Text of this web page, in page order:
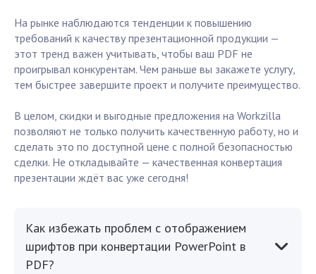
На рынке наблюдаются тенденции к повышению
требований к качеству презентационной продукции —
этот тренд важен учитывать, чтобы ваш PDF не
проигрывал конкурентам. Чем раньше вы закажете услугу,
тем быстрее завершите проект и получите преимущество.
В целом, скидки и выгодные предложения на Workzilla
позволяют не только получить качественную работу, но и
сделать это по доступной цене с полной безопасностью
сделки. Не откладывайте — качественная конвертация
презентации ждёт вас уже сегодня!
Как избежать проблем с отображением
шрифтов при конвертации PowerPoint в
PDF?